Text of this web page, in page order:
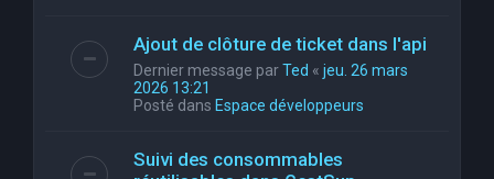
Ajout de clôture de ticket dans l'api
Dernier message parTed « jeu. 26 mars
2026 13:21
Posté dans Espace développeurs
Suivi des consommables